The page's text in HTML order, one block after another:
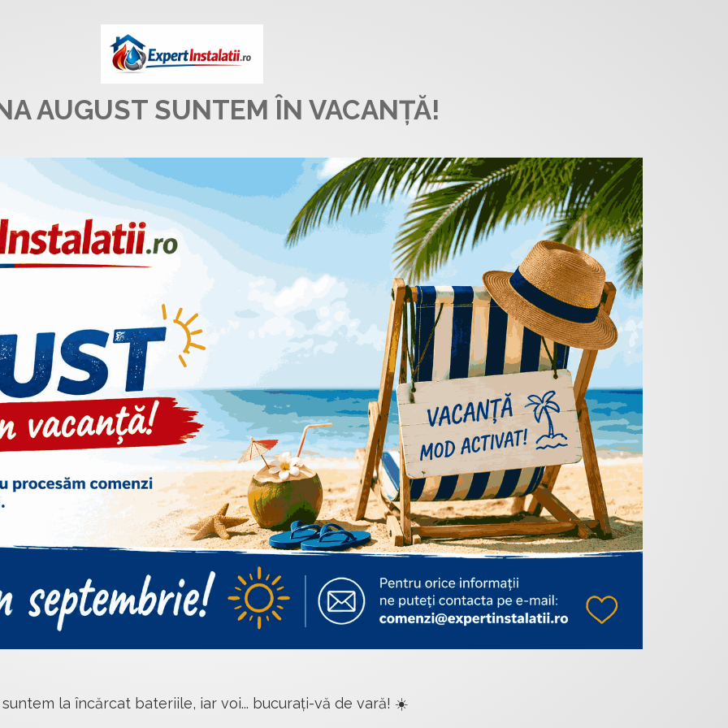
AUGUST SUNTEM ÎN VACANȚĂ!
suntem la încărcat bateriile, iar voi... bucurați-vă de vară! ☀️